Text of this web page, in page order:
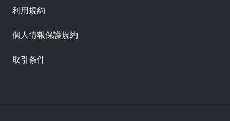
利用規約
個人情報保護規約
取引条件